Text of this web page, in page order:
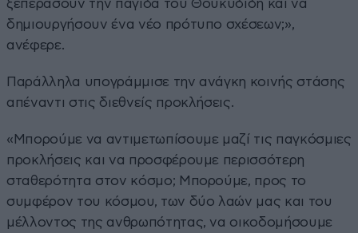
ξεπεράσουν την παγίδα του Θουκυδίδη και να
δημιουργήσουν ένα νέο πρότυπο σχέσεων;»,
ανέφερε.
Παράλληλα υπογράμμισε την ανάγκη κοινής στάσης
απέναντι στις διεθνείς προκλήσεις.
«Μπορούμε να αντιμετωπίσουμε μαζί τις παγκόσμιες
προκλήσεις και να προσφέρουμε περισσότερη
σταθερότητα στον κόσμο; Μπορούμε, προς το
συμφέρον του κόσμου, των δύο λαών μας και του
μέλλοντος της ανθρωπότητας, να οικοδομήσουμε